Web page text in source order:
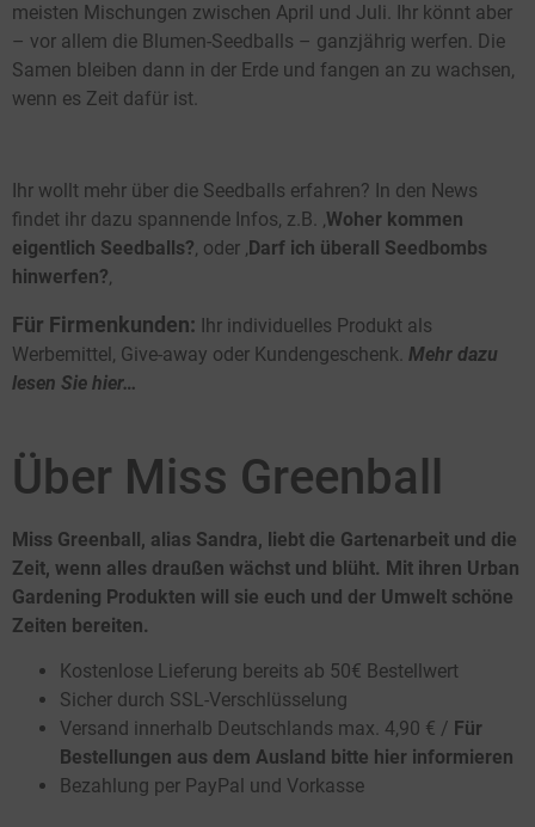
meisten Mischungen zwischen April und Juli. Ihr könnt aber
– vor allem die Blumen-Seedballs – ganzjährig werfen. Die
Samen bleiben dann in der Erde und fangen an zu wachsen,
wenn es Zeit dafür ist.
Ihr wollt mehr über die Seedballs erfahren? In den News
findet ihr dazu spannende Infos, z.B. ‚Woher kommen
eigentlich Seedballs?‚ oder ‚Darf ich überall Seedbombs
hinwerfen?‚
Für Firmenkunden:
Ihr individuelles Produkt als
Werbemittel, Give-away oder Kundengeschenk. Mehr dazu
lesen Sie hier…
Über Miss Greenball
Miss Greenball, alias Sandra, liebt die Gartenarbeit und die
Zeit, wenn alles draußen wächst und blüht. Mit ihren Urban
Gardening Produkten will sie euch und der Umwelt schöne
Zeiten bereiten.
Kostenlose Lieferung bereits ab 50€ Bestellwert
Sicher durch SSL-Verschlüsselung
Versand innerhalb Deutschlands max. 4,90 € / Für
Bestellungen aus dem Ausland bitte hier informieren
Bezahlung per PayPal und Vorkasse